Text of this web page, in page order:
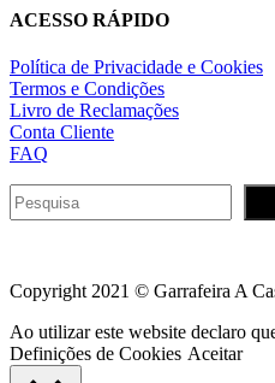
ACESSO RÁPIDO
Política de Privacidade e Cookies
Termos e Condições
Livro de Reclamações
Conta Cliente
FAQ
Pesquisar
Copyright 2021 © Garrafeira A
Ao utilizar este website declaro
Definições de Cookies Aceitar